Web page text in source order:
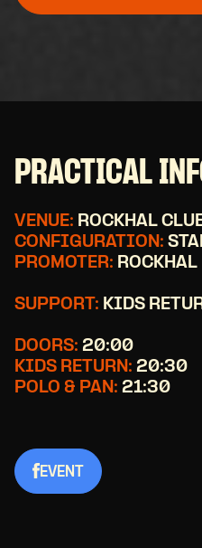
PRACTICAL
VENUE: ROCKHAL
CONFIGURATION:
PROMOTER: ROCKHAL
SUPPORT: KIDS
DOORS: 20:00
KIDS RETURN: 20:30
POLO & PAN: 21:30
EVENT